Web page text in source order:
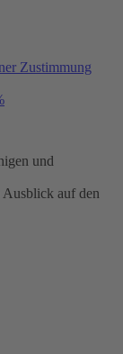
Zustimmung
und
Ausblick auf den